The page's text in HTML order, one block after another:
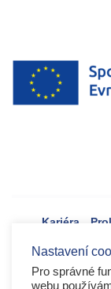
Kariéra
Tvorba
Nastavení
Pro správné
webu